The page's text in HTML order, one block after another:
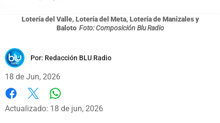
Lotería del Valle, Lotería del Meta, Lotería de Manizales y
Baloto Foto: Composición Blu Radio
Por: Redacción BLU Radio
18 de Jun, 2026
Facebook
X
Actualizado: 18 de jun, 2026